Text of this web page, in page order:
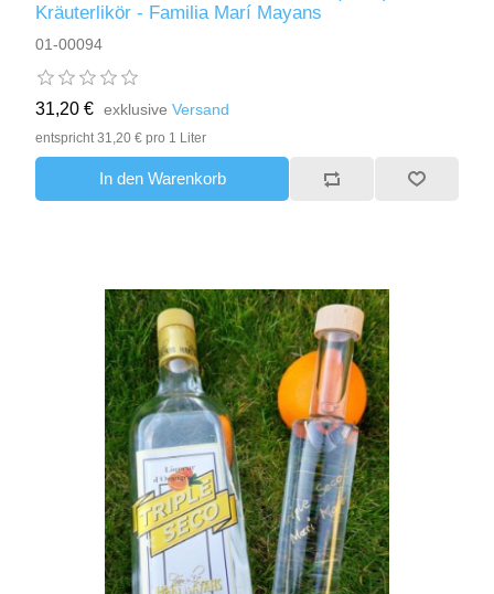
Kräuterlikör - Familia Marí Mayans
01-00094
31,20 € exklusiveVersand
entspricht 31,20 € pro 1 Liter
In den Warenkorb